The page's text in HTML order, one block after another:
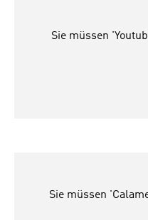
Sie müssen
Sie müssen